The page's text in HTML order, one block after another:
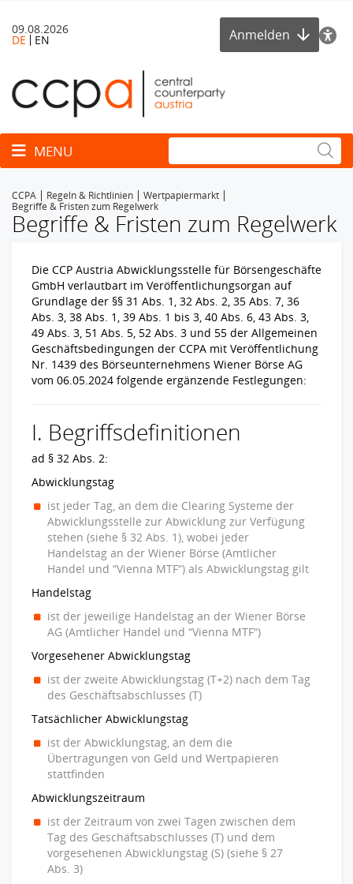
DE EN
09.08.2026 Anmelden
Toggle navigation
MENU
CCPA Regeln & Richtlinien
Wertpapiermarkt
Begriffe & Fristen zum Regelwerk
Begriffe & Fristen zum Regelwerk
Die CCP Austria Abwicklungsstelle für Börsengeschäfte
GmbH verlautbart im Veröffentlichungsorgan auf
Grundlage der §§ 31 Abs. 1, 32 Abs. 2, 35 Abs. 7, 36
Abs. 3, 38 Abs. 1, 39 Abs. 1 bis 3, 40 Abs. 6, 43 Abs. 3,
49 Abs. 3, 51 Abs. 5, 52 Abs. 3 und 55 der Allgemeinen
Geschäftsbedingungen der CCPA mit Veröffentlichung
Nr. 1439 des Börseunternehmens Wiener Börse AG
vom 06.05.2024 folgende ergänzende Festlegungen:
I. Begriffsdefinitionen
ad § 32 Abs. 2:
Abwicklungstag
ist jeder Tag, an dem die Clearing Systeme der
Abwicklungsstelle zur Abwicklung zur Verfügung
stehen (siehe § 32 Abs. 1), wobei jeder
Handelstag an der Wiener Börse (Amtlicher
Handel und “Vienna MTF“) als Abwicklungstag gilt
Handelstag
ist der jeweilige Handelstag an der Wiener Börse
AG (Amtlicher Handel und “Vienna MTF“)
Vorgesehener Abwicklungstag
ist der zweite Abwicklungstag (T+2) nach dem Tag
des Geschäftsabschlusses (T)
Tatsächlicher Abwicklungstag
ist der Abwicklungstag, an dem die
Übertragungen von Geld und Wertpapieren
stattfinden
Abwicklungszeitraum
ist der Zeitraum von zwei Tagen zwischen dem
Tag des Geschäftsabschlusses (T) und dem
vorgesehenen Abwicklungstag (S) (siehe § 27
Abs. 3)